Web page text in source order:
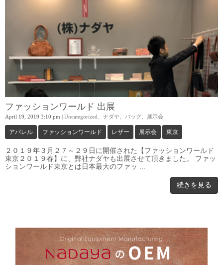
ファッションワールド 出展
April 19, 2019 3:10 pm | Uncategorized ナダヤ バッグ 展示会
アパレル ファッションワールド レザー 展示会 東京
２０１９年３月２７～２９日に開催された【ファッションワールド
東京２０１９春】に、弊社ナダヤも出展させて頂きました。 ファッ
ションワールド東京とは日本最大のファッ ...
続きを見る